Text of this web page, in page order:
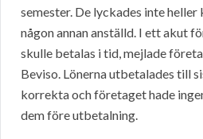
semester. De lyckades inte
någon annan anställd. I ett akut
skulle betalas i tid, mejlade
Beviso. Lönerna utbetalades till
korrekta och företaget hade
dem före utbetalning.